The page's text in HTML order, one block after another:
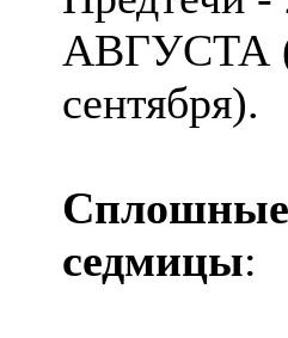
АВГУСТА
сентября).
Сплошные
седмицы: